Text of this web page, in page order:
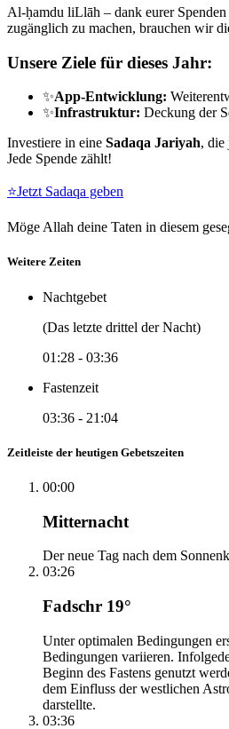
Al-ḥamdu liLlāh – dank eurer
zugänglich zu machen, brauchen wir
Unsere Ziele für dieses Jahr:
✨App-Entwicklung:
✨Infrastruktur: Deckung der
Investiere in eine Sadaqa Jariyah, die
Jede Spende zählt!
⭐Jetzt Sadaqa geben
Möge Allah deine Taten in diesem
Weitere Zeiten
Nachtgebet
(Das letzte drittel der Nacht)
01:28 - 03:36
Fastenzeit
03:36 - 21:04
Zeitleiste der heutigen Gebetszeiten
00:00
Mitternacht
Der neue Tag nach dem
03:26
Fadschr 19°
Unter optimalen Bedingungen
Bedingungen variieren.
Beginn des Fastens genutzt
dem Einfluss der westlichen
darstellte.
03:36